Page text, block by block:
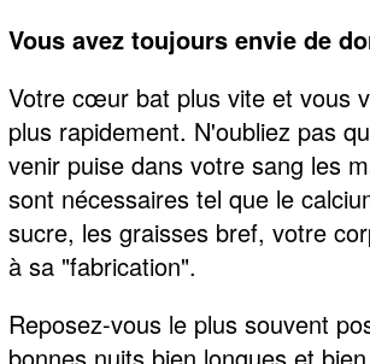
Vous avez toujours envie de
Votre cœur bat plus vite et vous
plus rapidement. N'oubliez pas
venir puise dans votre sang les
sont nécessaires tel que le
sucre, les graisses bref, votre
à sa "fabrication".
Reposez-vous le plus souvent
bonnes nuits bien longues et